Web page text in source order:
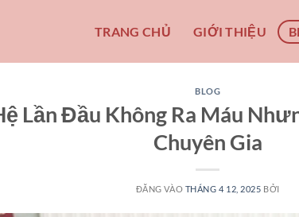
TRANG CHỦ GIỚI THIỆU
BLOG
Lần Đầu Không Ra Máu
Chuyên Gia
ĐĂNG VÀO THÁNG 4 12, 2025 BỞI